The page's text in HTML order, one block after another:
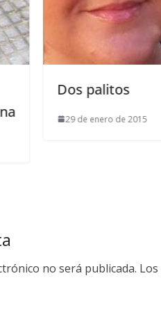
no será publicada.